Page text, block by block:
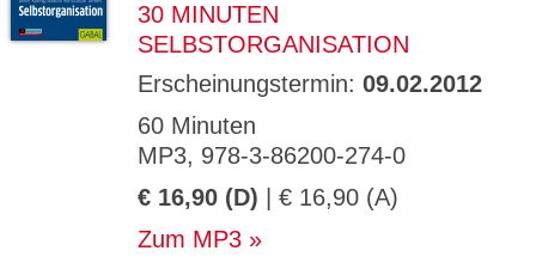
30 MINUTEN
SELBSTORGANISATION
Erscheinungstermin: 09.02.2012
60 Minuten
MP3, 978-3-86200-274-0
€ 16,90 (D) | € 16,90 (A)
Zum MP3